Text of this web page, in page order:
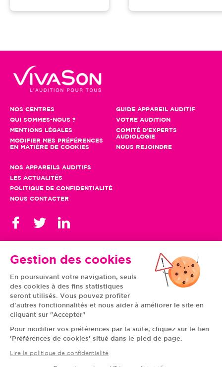
Gestion des cookies
En poursuivant votre navigation, seuls
des cookies à des fins statistiques
seront utilisés. Vous pouvez profiter
d'autres fonctionnalités et nous aider à améliorer le site en
cliquant sur "Accepter"
Pour modifier vos préférences par la suite, cliquez sur le lien
'Préférences de cookies' situé dans le pied de page.
Lire la politique de confidentialité
NOS CENTRES
QUI SOMMES-NOUS ?
MENTIONS LÉGALES
MODIFIER MES PRÉFÉRENCES
EN MATIÈRE DE COOKIES
GUIDE APPAREIL AUDITIF
VOTRE AUDITION
COMITÉ D'EXPERTS
AUDIOLOGIE
NOUS REJOINDRE
NOS APPAREILS AUDITIFS
LES ACTUALITÉS
POLITIQUE DE CONFIDENTIALITÉ
NOUS CONTACTER
TOUS NOS CENTRES
AUVERGNE-RHÔNE-
ALPES
FRANCHE-COMTÉ
BRETAGNE
CENTRE-VAL DE LOIRE
GRAND EST
ÎLE-DE-FRANCE
NORMANDIE
PAYS DE LA LOIRE
PROVENCE-ALPES-
CÔTE D'AZUR